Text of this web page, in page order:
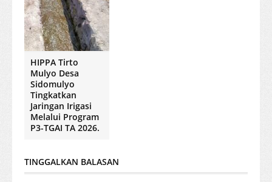
HIPPA Tirto
Mulyo Desa
Sidomulyo
Tingkatkan
Jaringan Irigasi
Melalui Program
P3-TGAI TA 2026.
TINGGALKAN BALASAN